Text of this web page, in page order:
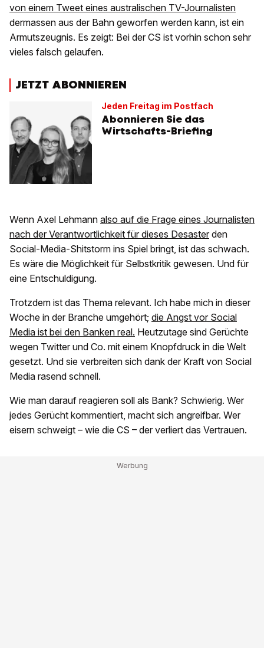
von einem Tweet eines australischen TV-Journalisten
dermassen aus der Bahn geworfen werden kann, ist ein
Armutszeugnis. Es zeigt: Bei der CS ist vorhin schon sehr
vieles falsch gelaufen.
JETZT ABONNIEREN
Jeden Freitag im Postfach
Abonnieren Sie das
Wirtschafts-Briefing
Wenn Axel Lehmann also auf die Frage eines Journalisten
nach der Verantwortlichkeit für dieses Desaster den
Social-Media-Shitstorm ins Spiel bringt, ist das schwach.
Es wäre die Möglichkeit für Selbstkritik gewesen. Und für
eine Entschuldigung.
Trotzdem ist das Thema relevant. Ich habe mich in dieser
Woche in der Branche umgehört; die Angst vor Social
Media ist bei den Banken real. Heutzutage sind Gerüchte
wegen Twitter und Co. mit einem Knopfdruck in die Welt
gesetzt. Und sie verbreiten sich dank der Kraft von Social
Media rasend schnell.
Wie man darauf reagieren soll als Bank? Schwierig. Wer
jedes Gerücht kommentiert, macht sich angreifbar. Wer
eisern schweigt – wie die CS – der verliert das Vertrauen.